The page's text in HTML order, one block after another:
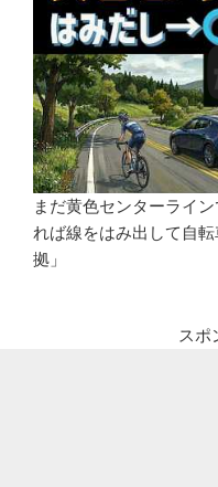
まだ黄色センターライ
れば線をはみ出して自
拠」
スポ